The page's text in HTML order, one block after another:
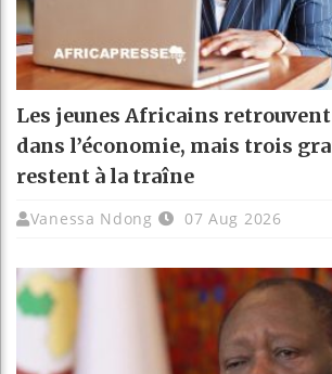
Les jeunes Africains
dans l’économie, mais trois
restent à la traîne
Vanessa Ndong 07 Aug 2026